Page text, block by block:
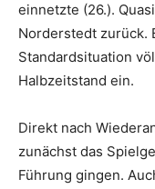
einnetzte (26.).
Norderstedt zurück.
Standardsituation
Halbzeitstand ein.
Direkt nach
zunächst das
Führung gingen.